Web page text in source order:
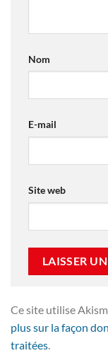
Nom
E-mail
Site web
Ce site utilise
plus sur la façon
traitées.